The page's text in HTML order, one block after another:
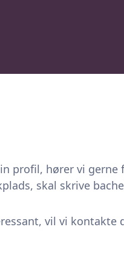
profil, hører vi gerne
skal skrive
vil vi kontakte